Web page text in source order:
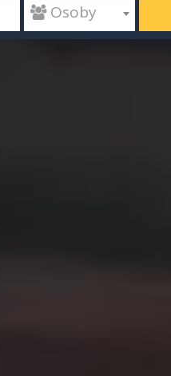
 Osoby